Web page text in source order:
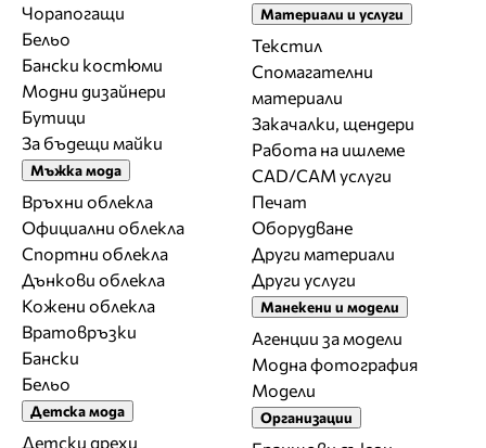
Чорапогащи
Бельо
Бански костюми
Модни дизайнери
Бутици
За бъдещи майки
Мъжка мода
Връхни облекла
Официални облекла
Спортни облекла
Дънкови облекла
Кожени облекла
Вратовръзки
Бански
Бельо
Детска мода
Детски дрехи
Материали и услуги
Текстил
Спомагателни
материали
Закачалки, щендери
Работа на ишлеме
CAD/CAM услуги
Печат
Оборудване
Други материали
Други услуги
Манекени и модели
Агенции за модели
Модна фотография
Модели
Организации